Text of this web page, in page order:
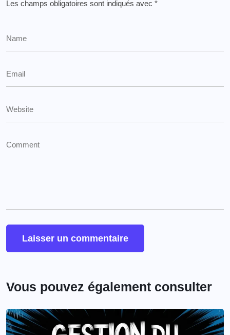
Les champs obligatoires sont indiqués avec *
Vous pouvez également consulter